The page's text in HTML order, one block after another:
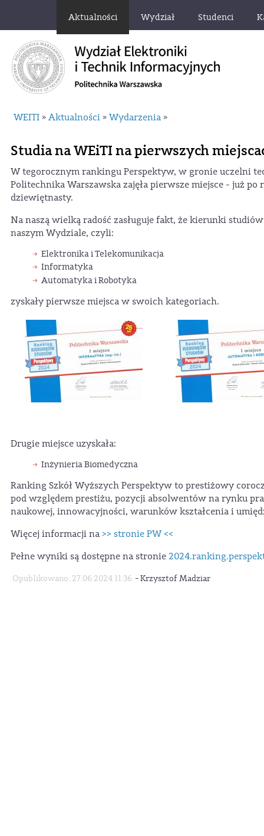
Aktualności Wydział Studenci
WEITI » Aktualności » Wydarzenia »
Studia na WEiTI na pierwszych
W tegorocznym rankingu Perspektyw, w gronie uczelni
Politechnika Warszawska zajęła pierwsze miejsce - już po
dziewiętnasty.
Na naszą wielką radość zasługuje fakt, że kierunki
naszym Wydziale, czyli:
Elektronika i Telekomunikacja
Informatyka
Automatyka i Robotyka
zyskały pierwsze miejsca w swoich kategoriach.
Drugie miejsce uzyskała:
Inżynieria Biomedyczna
Ranking Szkół Wyższych Perspektyw to prestiżowy
pod względem prestiżu, pozycji absolwentów na rynku
naukowej, innowacyjności, warunków kształcenia i
Więcej informacji na >> stronie PW <<
Pełne wyniki są dostępne na stronie
Opublikowano: 27.06.2024 11:36 -Krzysztof Madziar